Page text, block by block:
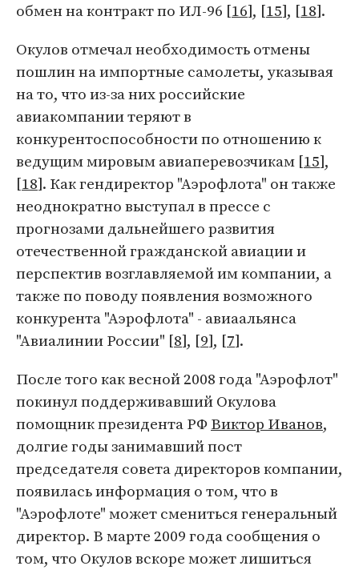
обмен на контракт по ИЛ-96 [16], [15], [18].
Окулов отмечал необходимость отмены
пошлин на импортные самолеты, указывая
на то, что из-за них российские
авиакомпании теряют в
конкурентоспособности по отношению к
ведущим мировым авиаперевозчикам [15],
[18]. Как гендиректор "Аэрофлота" он также
неоднократно выступал в прессе с
прогнозами дальнейшего развития
отечественной гражданской авиации и
перспектив возглавляемой им компании, а
также по поводу появления возможного
конкурента "Аэрофлота" - авиаальянса
"Авиалинии России" [8], [9], [7].
После того как весной 2008 года "Аэрофлот"
покинул поддерживавший Окулова
помощник президента РФВиктор Иванов,
долгие годы занимавший пост
председателя совета директоров компании,
появилась информация о том, что в
"Аэрофлоте" может смениться генеральный
директор. В марте 2009 года сообщения о
том, что Окулов вскоре может лишиться